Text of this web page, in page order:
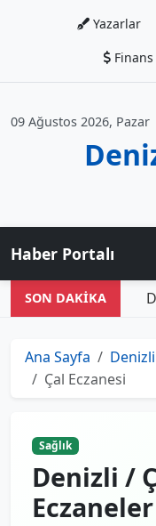
Yazarlar
Finans
09 Ağustos 2026, Pazar
Haber Portalı
SON DAKİKA
Ana Sayfa
Çal Eczanesi
Sağlık
Denizli /
Eczaneler